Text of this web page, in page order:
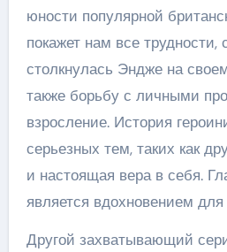
юности популярной
покажет нам все трудности,
столкнулась Эндже на
также борьбу с личными
взросление. История
серьезных тем, таких как
и настоящая вера в себя.
является вдохновением
Другой захватывающий